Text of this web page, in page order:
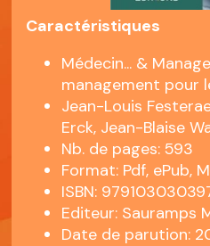
Caractéristiques
Médecin... &
management pour
Jean-Louis
Erck, Jean-Blaise
Nb. de pages: 593
Format: Pdf, ePub,
ISBN:
Editeur: Sauramps
Date de parution: